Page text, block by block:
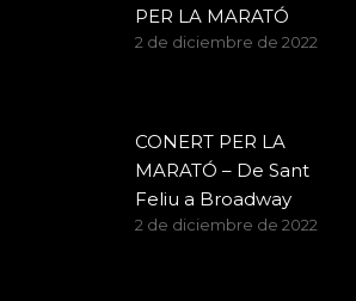
PER LA MARATÓ
2 de diciembre de 2022
CONERT PER LA
MARATÓ – De Sant
Feliu a Broadway
2 de diciembre de 2022